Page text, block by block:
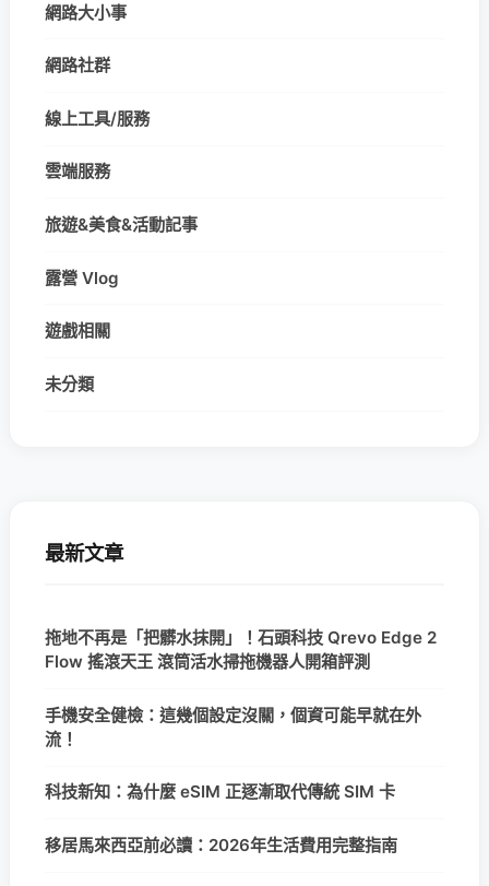
網路大小事
網路社群
線上工具/服務
雲端服務
旅遊&美食&活動記事
露營 Vlog
遊戲相關
未分類
最新文章
拖地不再是「把髒水抹開」！石頭科技 Qrevo Edge 2
Flow 搖滾天王 滾筒活水掃拖機器人開箱評測
手機安全健檢：這幾個設定沒關，個資可能早就在外
流！
科技新知：為什麼 eSIM 正逐漸取代傳統 SIM 卡
移居馬來西亞前必讀：2026年生活費用完整指南